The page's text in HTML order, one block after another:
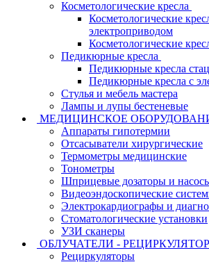
Косметологические кресла
Косметологические
электроприводом
Косметологические
Педикюрные кресла
Педикюрные кресла
Педикюрные кресла с
Стулья и мебель мастера
Лампы и лупы бестеневые
МЕДИЦИНСКОЕ
Аппараты гипотермии
Отсасыватели хирургические
Термометры медицинские
Тонометры
Шприцевые дозаторы и
Видеоэндоскопические
Электрокардиографы и
Стоматологические установки
УЗИ сканеры
ОБЛУЧАТЕЛИ -
Рециркуляторы